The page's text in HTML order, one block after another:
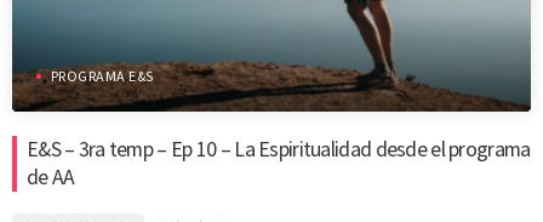
PROGRAMA E&S
E&S – 3ra temp – Ep 10 – La Espiritualidad desde el programa
de AA